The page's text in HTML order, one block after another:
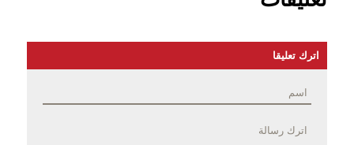
اترك تعليقا